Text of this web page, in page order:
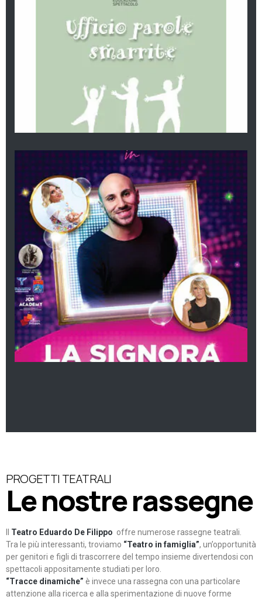
PROGETTI TEATRALI
Le nostre rassegne
Teatro Eduardo De Filippo offre numerose rassegne teatrali.
Tra le più interessanti, troviamo “Teatro in famiglia”, un’opportunità
per genitori e figli di trascorrere del tempo insieme divertendosi con
spettacoli appositamente studiati per loro.
“Tracce dinamiche” è invece una rassegna con una particolare
attenzione alla ricerca e alla sperimentazione di nuove forme